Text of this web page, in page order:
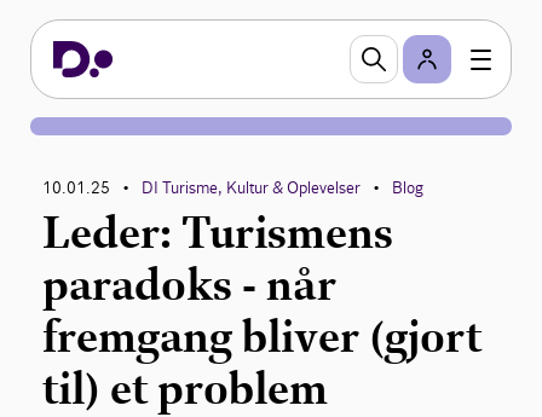
10.01.25 • DI Turisme, Kultur & Oplevelser • Blog
Leder: Turismens
paradoks - når
fremgang bliver (gjort
til) et problem